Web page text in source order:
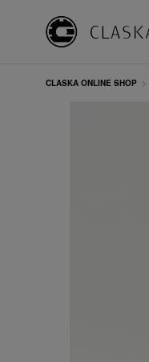
CLASKA ONLINE SHOP >